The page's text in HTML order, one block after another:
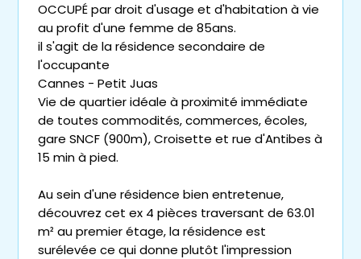
OCCUPÉ par droit d'usage et d'habitation à vie
au profit d'une femme de 85ans.
il s'agit de la résidence secondaire de
l'occupante
Cannes - Petit Juas
Vie de quartier idéale à proximité immédiate
de toutes commodités, commerces, écoles,
gare SNCF (900m), Croisette et rue d'Antibes à
15 min à pied.
Au sein d'une résidence bien entretenue,
découvrez cet ex 4 pièces traversant de 63.01
m² au premier étage, la résidence est
surélevée ce qui donne plutôt l'impression